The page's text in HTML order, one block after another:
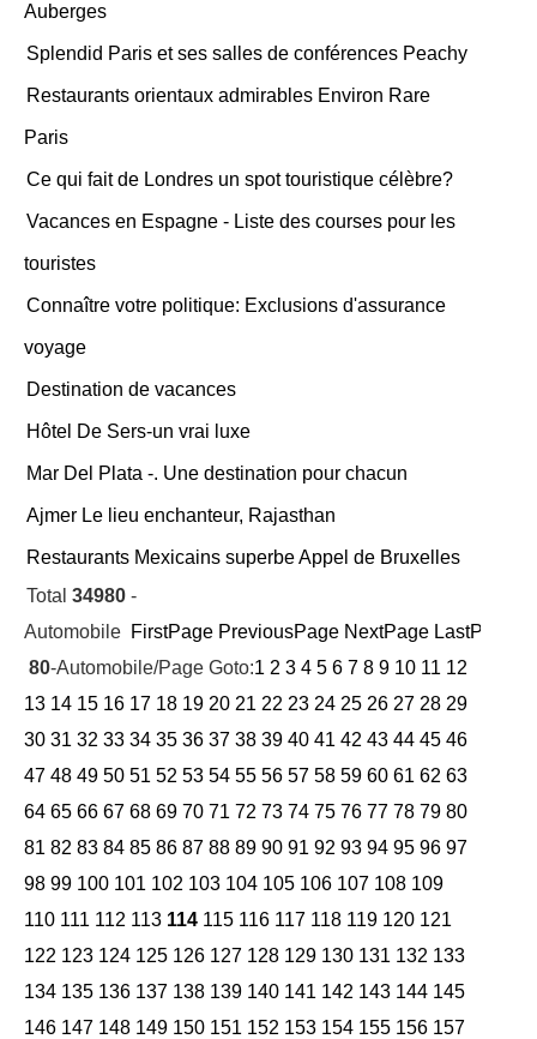
Auberges
Splendid Paris et ses salles de conférences Peachy
Restaurants orientaux admirables Environ Rare
Paris
Ce qui fait de Londres un spot touristique célèbre?
Vacances en Espagne - Liste des courses pour les
touristes
Connaître votre politique: Exclusions d'assurance
voyage
Destination de vacances
Hôtel De Sers-un vrai luxe
Mar Del Plata -. Une destination pour chacun
Ajmer Le lieu enchanteur, Rajasthan
Restaurants Mexicains superbe Appel de Bruxelles
Total 34980 -
Automobile FirstPage PreviousPage NextPage LastPage
80-Automobile/Page Goto:1 2 3 4 5 6 7 8 9 10 11 12
13 14 15 16 17 18 19 20 21 22 23 24 25 26 27 28 29
30 31 32 33 34 35 36 37 38 39 40 41 42 43 44 45 46
47 48 49 50 51 52 53 54 55 56 57 58 59 60 61 62 63
64 65 66 67 68 69 70 71 72 73 74 75 76 77 78 79 80
81 82 83 84 85 86 87 88 89 90 91 92 93 94 95 96 97
98 99 100 101 102 103 104 105 106 107 108 109
110 111 112 113 114 115 116 117 118 119 120 121
122 123 124 125 126 127 128 129 130 131 132 133
134 135 136 137 138 139 140 141 142 143 144 145
146 147 148 149 150 151 152 153 154 155 156 157